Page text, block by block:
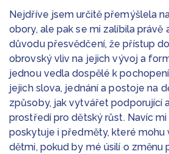
Nejdříve jsem určitě přemýšlela
obory, ale pak se mi zalíbila právě
důvodu přesvědčení, že přístup
obrovský vliv na jejich vývoj a
jednou vedla dospělé k
jejich slova, jednání a postoje na
způsoby, jak vytvářet podporující
prostředí pro dětský růst. Navíc
poskytuje i předměty, které mohu
dětmi, pokud by mé úsilí o změnu